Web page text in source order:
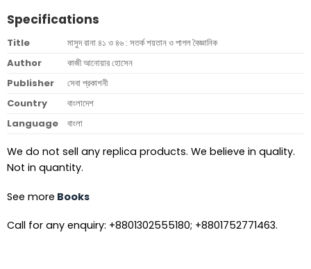
Specifications
Title
মাসুদ রানা ৪১ ও ৪৬ : সতর্ক শয়তান ও পাগল বৈজ্ঞানিক
Author
কাজী আনোয়ার হোসেন
Publisher
সেবা প্রকাশনী
Country
বাংলাদেশ
Language
বাংলা
We do not sell any replica products. We believe in quality.
Not in quantity.
See more Books
Call for any enquiry: +8801302555180; +8801752771463.